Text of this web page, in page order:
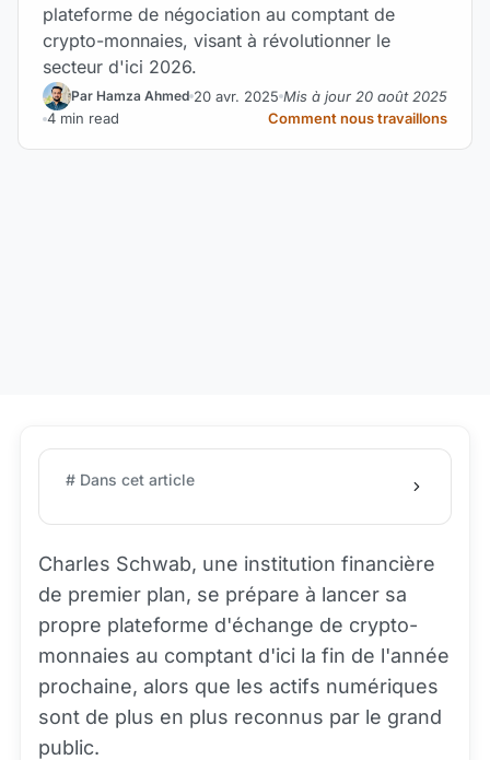
plateforme de négociation au comptant de
crypto-monnaies, visant à révolutionner le
secteur d'ici 2026.
Par Hamza Ahmed 20 avr. 2025 Mis à jour 20 août 2025
4 min read
Comment nous travaillons
# Dans cet article
Charles Schwab, une institution financière
de premier plan, se prépare à lancer sa
propre plateforme d'échange de crypto-
monnaies au comptant d'ici la fin de l'année
prochaine, alors que les actifs numériques
sont de plus en plus reconnus par le grand
public.